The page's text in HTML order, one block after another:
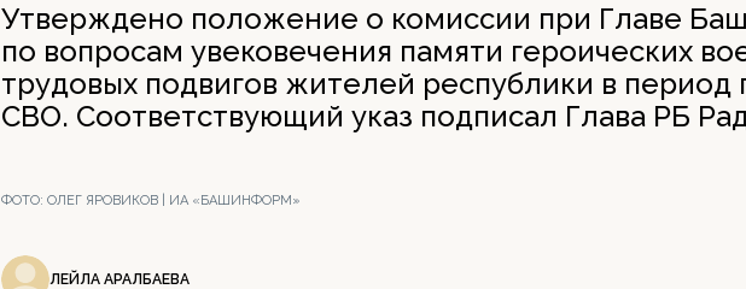
Утверждено положение о комиссии при Главе
по вопросам увековечения памяти героических
трудовых подвигов жителей республики в период
СВО. Соответствующий указ подписал Глава РБ
ФОТО: ОЛЕГ ЯРОВИКОВ | ИА «БАШИНФОРМ»
ЛЕЙЛА АРАЛБАЕВА